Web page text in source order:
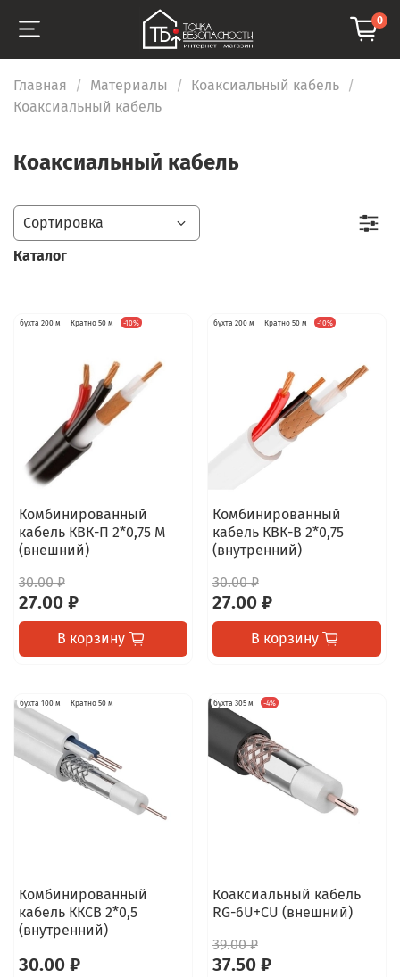
0
Главная Материалы
Коаксиальный кабель
Коаксиальный кабель
Коаксиальный кабель
бухта 200 м Кратно 50 м -10%
Комбинированный
кабель КВК-П 2*0,75 M
(внешний)
30.00 ₽
27.00 ₽
В корзину
бухта 200 м Кратно 50 м -10%
Комбинированный
кабель КВК-В 2*0,75
(внутренний)
30.00 ₽
27.00 ₽
В корзину
бухта 100 м Кратно 50 м
Комбинированный
кабель ККСВ 2*0,5
(внутренний)
30.00 ₽
бухта 305 м -4%
Коаксиальный кабель
RG-6U+CU (внешний)
39.00 ₽
37.50 ₽
Каталог